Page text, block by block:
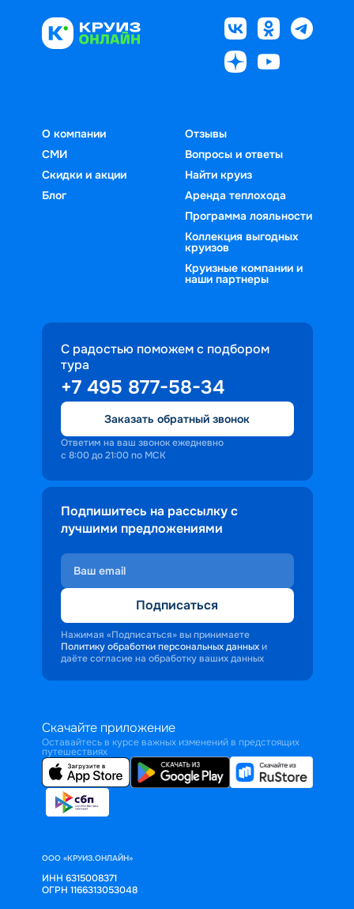
О компании
СМИ
Скидки и акции
Блог
Отзывы
Вопросы и ответы
Найти круиз
Аренда теплохода
Программа лояльности
Коллекция выгодных
круизов
Круизные компании и
наши партнеры
С радостью поможем с подбором
тура
+7 495 877-58-34
Заказать обратный звонок
Ответим на ваш звонок ежедневно
с 8:00 до 21:00 по МСК
Подпишитесь на рассылку с
лучшими предложениями
Подписаться
Нажимая «Подписаться» вы принимаете
Политику обработки персональных данных и
даёте согласие на обработку ваших данных
Скачайте приложение
Оставайтесь в курсе важных изменений в предстоящих
путешествиях
ООО «КРУИЗ.ОНЛАЙН»
ИНН 6315008371
ОГРН 1166313053048